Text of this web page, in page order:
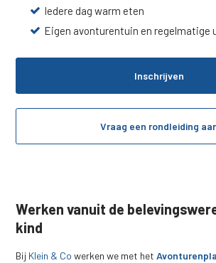
Iedere dag warm eten
Eigen avonturentuin en regelmatige
Inschrijven
Vraag een rondleiding
Werken vanuit de
kind
Bij Klein & Co werken we met het